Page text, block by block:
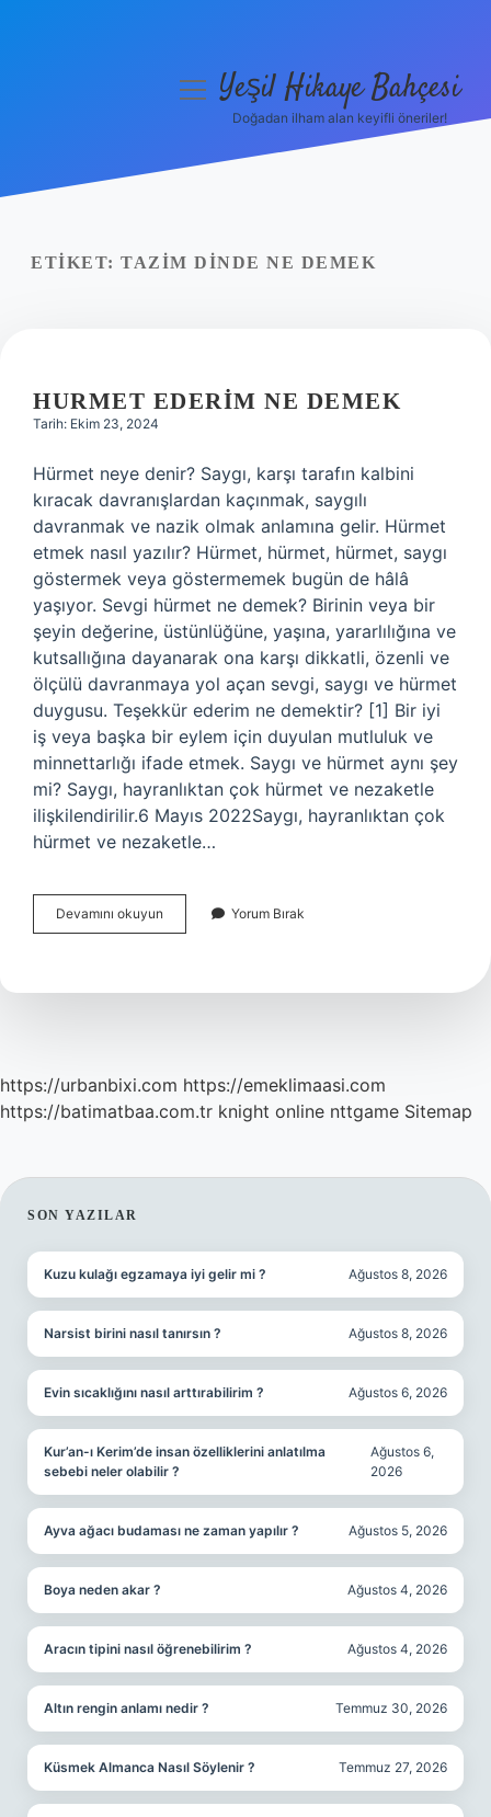
Yasal Uyarı
menüyüYeşil Hikaye Bahçesi
Doğadan ilham alan keyifli öneriler!
ETIKET: TAZIM DINDE NE DEMEK
HURMET EDERIM NE DEMEK
Tarih: Ekim 23, 2024
Hürmet neye denir? Saygı, karşı tarafın kalbini
kıracak davranışlardan kaçınmak, saygılı
davranmak ve nazik olmak anlamına gelir. Hürmet
etmek nasıl yazılır? Hürmet, hürmet, hürmet, saygı
göstermek veya göstermemek bugün de hâlâ
yaşıyor. Sevgi hürmet ne demek? Birinin veya bir
şeyin değerine, üstünlüğüne, yaşına, yararlılığına ve
kutsallığına dayanarak ona karşı dikkatli, özenli ve
ölçülü davranmaya yol açan sevgi, saygı ve hürmet
duygusu. Teşekkür ederim ne demektir? [1] Bir iyi
iş veya başka bir eylem için duyulan mutluluk ve
minnettarlığı ifade etmek. Saygı ve hürmet aynı şey
mi? Saygı, hayranlıktan çok hürmet ve nezaketle
ilişkilendirilir.6 Mayıs 2022Saygı, hayranlıktan çok
hürmet ve nezaketle…
Devamını okuyun
Ederim
Yorum Bırak
https://urbanbixi.com https://emeklimaasi.com
https://batimatbaa.com.tr knight online nttgame Sitemap
SIDEBAR
SON YAZILAR
Kuzu kulağı egzamaya iyi gelir mi ? Ağustos 8, 2026
Narsist birini nasıl tanırsın ? Ağustos 8, 2026
Evin sıcaklığını nasıl arttırabilirim ? Ağustos 6, 2026
Kur’an-ı Kerim’de insan özelliklerini anlatılma
sebebi neler olabilir ?
Ağustos 6,
2026
Ayva ağacı budaması ne zaman yapılır ? Ağustos 5, 2026
Boya neden akar ? Ağustos 4, 2026
Aracın tipini nasıl öğrenebilirim ? Ağustos 4, 2026
Altın rengin anlamı nedir ? Temmuz 30, 2026
Küsmek Almanca Nasıl Söylenir ? Temmuz 27, 2026